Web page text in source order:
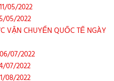
05/2022
05/2022
VẬN CHUYỂN QUỐC TẾ NGÀY
07/2022
07/2022
08/2022